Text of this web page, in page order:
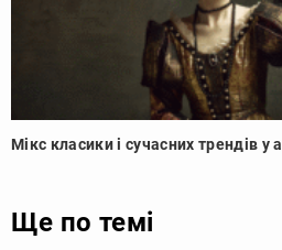
Мікс класики і сучасних трендів у
Ще по темі